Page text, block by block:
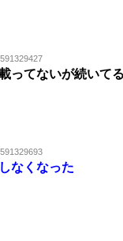
ってないが続いて
なくなった